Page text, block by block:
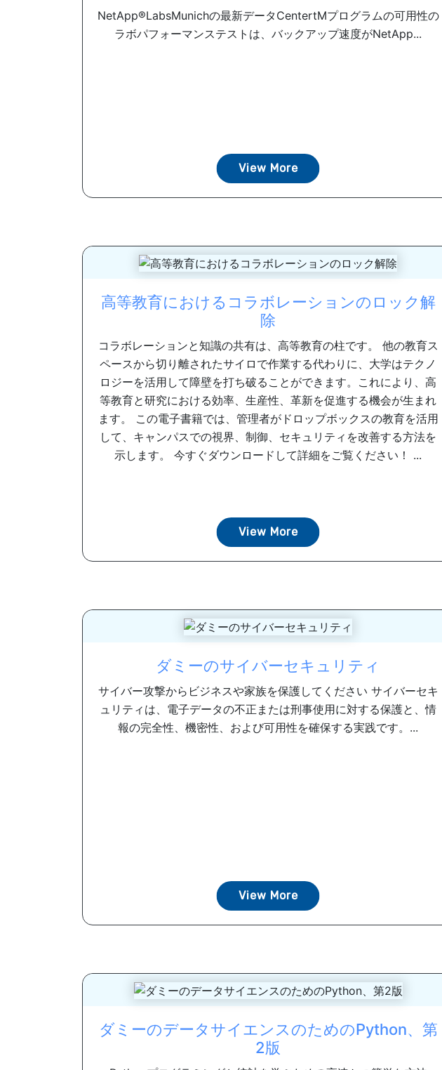
NetApp®LabsMunichの最新データCentertMプログラムの可用性の
ラボパフォーマンステストは、バックアップ速度がNetApp...
View More
高等教育におけるコラボレーションのロック解
除
コラボレーションと知識の共有は、高等教育の柱です。 他の教育ス
ペースから切り離されたサイロで作業する代わりに、大学はテクノ
ロジーを活用して障壁を打ち破ることができます。これにより、高
等教育と研究における効率、生産性、革新を促進する機会が生まれ
ます。 この電子書籍では、管理者がドロップボックスの教育を活用
して、キャンパスでの視界、制御、セキュリティを改善する方法を
示します。 今すぐダウンロードして詳細をご覧ください！ ...
View More
ダミーのサイバーセキュリティ
サイバー攻撃からビジネスや家族を保護してください サイバーセキ
ュリティは、電子データの不正または刑事使用に対する保護と、情
報の完全性、機密性、および可用性を確保する実践です。...
View More
ダミーのデータサイエンスのためのPython、第
2版